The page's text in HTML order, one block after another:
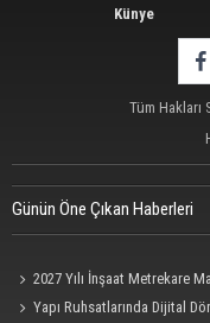
Künye
Tüm Hakları
Günün Öne Çıkan Haberleri
2027 Yılı İnşaat Metrekare
Yapı Ruhsatlarında Dijital